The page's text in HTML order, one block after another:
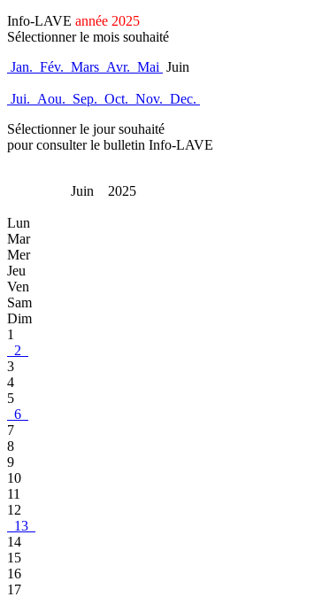
Info-LAVE année 2025
Sélectionner le mois souhaité
Jan. Fév. Mars Avr. Mai Juin
Jui. Aou. Sep. Oct. Nov. Dec.
Sélectionner le jour souhaité
pour consulter le bulletin Info-LAVE
Juin 2025
Lun
Mar
Mer
Jeu
Ven
Sam
Dim
1
2
3
4
5
6
7
8
9
10
11
12
13
14
15
16
17